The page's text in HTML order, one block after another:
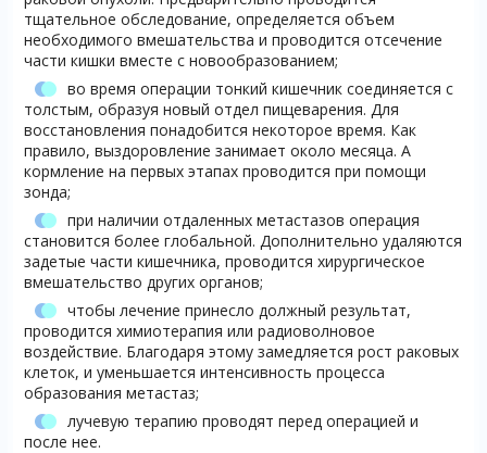
тщательное обследование, определяется объем
необходимого вмешательства и проводится отсечение
части кишки вместе с новообразованием;
во время операции тонкий кишечник соединяется с
толстым, образуя новый отдел пищеварения. Для
восстановления понадобится некоторое время. Как
правило, выздоровление занимает около месяца. А
кормление на первых этапах проводится при помощи
зонда;
при наличии отдаленных метастазов операция
становится более глобальной. Дополнительно удаляются
задетые части кишечника, проводится хирургическое
вмешательство других органов;
чтобы лечение принесло должный результат,
проводится химиотерапия или радиоволновое
воздействие. Благодаря этому замедляется рост раковых
клеток, и уменьшается интенсивность процесса
образования метастаз;
лучевую терапию проводят перед операцией и
после нее.